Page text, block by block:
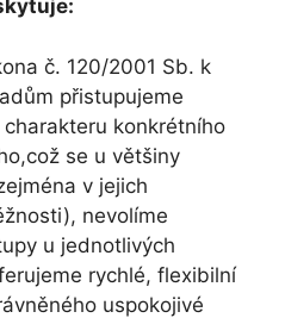
č. 120/2001 Sb. k
přistupujeme
konkrétního
se u většiny
v jejich
nevolíme
u jednotlivých
rychlé, flexibilní
uspokojivé